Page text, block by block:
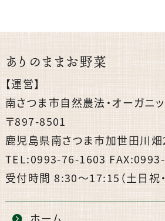
ありのままお野菜
【運営】
南さつま市自然農法・オーガニ
〒897-8501
鹿児島県南さつま市加世田川
TEL:0993-76-1603
受付時間 8:30〜17:15（土日祝